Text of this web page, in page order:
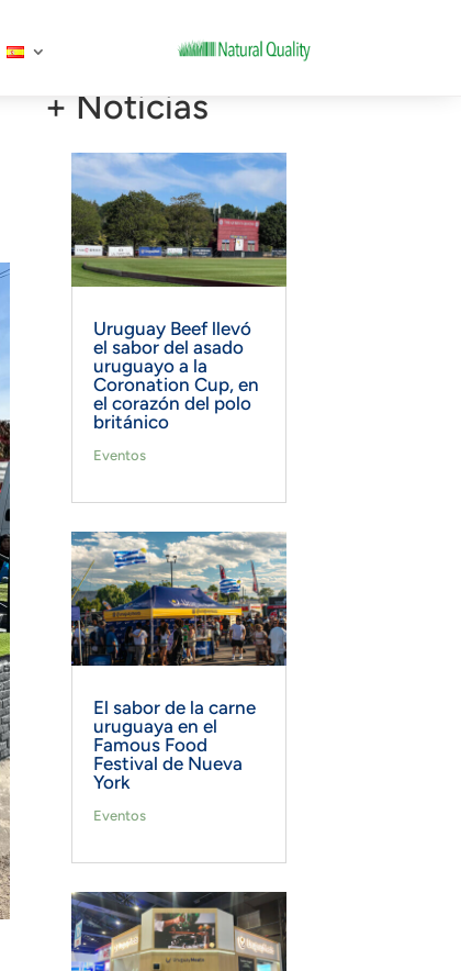
+ Noticias
Uruguay Beef llevó
el sabor del asado
uruguayo a la
Coronation Cup, en
el corazón del polo
británico
Eventos
El sabor de la carne
uruguaya en el
Famous Food
Festival de Nueva
York
Eventos